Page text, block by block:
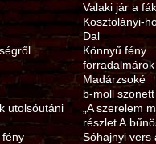
utolsóutáni
fény
Valaki jár a
Kosztolányi-
Dal
Könnyű fény
Madárzsoké
b-moll szonett
„A szerelem
részlet A
Sóhajnyi vers